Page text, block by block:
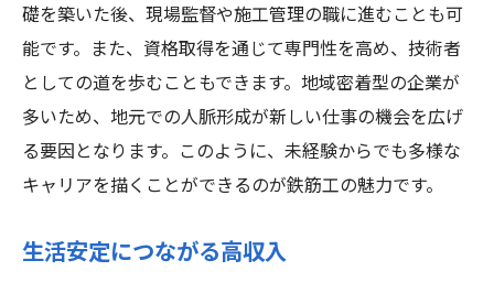
礎を築いた後、現場監督や施工管理の職に進むことも可
能です。また、資格取得を通じて専門性を高め、技術者
としての道を歩むこともできます。地域密着型の企業が
多いため、地元での人脈形成が新しい仕事の機会を広げ
る要因となります。このように、未経験からでも多様な
キャリアを描くことができるのが鉄筋工の魅力です。
生活安定につながる高収入